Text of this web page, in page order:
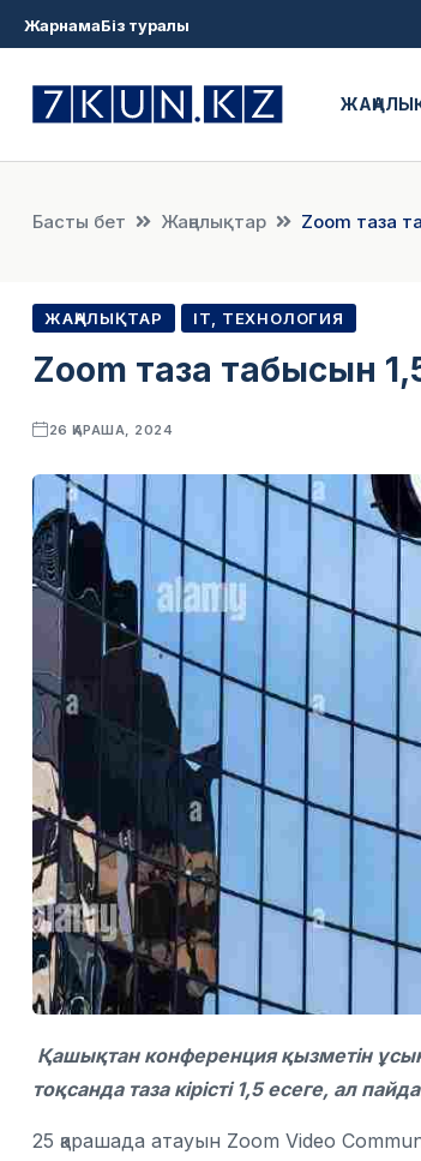
ЖарнамаБіз туралы
Басты бет Жаңалықтар Zoom таза
ЖАҢАЛЫҚТАР IT, ТЕХНОЛОГИЯ
Zoom таза табысын
26 ҚАРАША, 2024
Қашықтан конференция қызметін
тоқсанда таза кірісті 1,5 есеге, ал
25 қарашада атауын Zoom Video